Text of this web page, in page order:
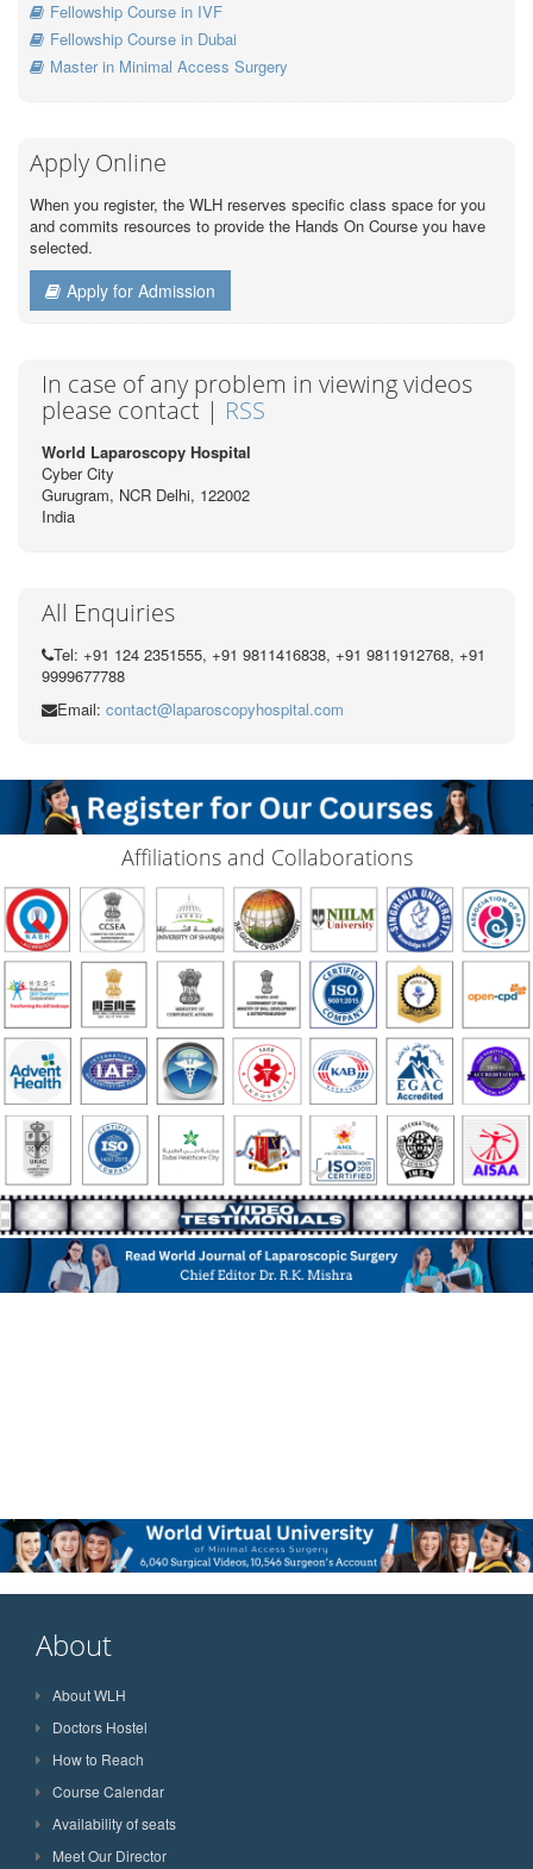
Fellowship Course in IVF
Fellowship Course in Dubai
Master in Minimal Access Surgery
Apply Online
When you register, the WLH reserves specific class space for you
and commits resources to provide the Hands On Course you have
selected.
Apply for Admission
In case of any problem in viewing videos
please contact | RSS
World Laparoscopy Hospital
Cyber City
Gurugram, NCR Delhi, 122002
India
All Enquiries
Tel: +91 124 2351555, +91 9811416838, +91 9811912768, +91
9999677788
Email: contact@laparoscopyhospital.com
Affiliations and Collaborations
About
About WLH
Doctors Hostel
How to Reach
Course Calendar
Availability of seats
Meet Our Director